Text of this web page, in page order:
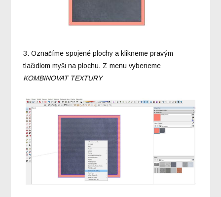
3. Označíme spojené plochy a klikneme pravým
tlačidlom myši na plochu. Z menu vyberieme
KOMBINOVAT TEXTURY